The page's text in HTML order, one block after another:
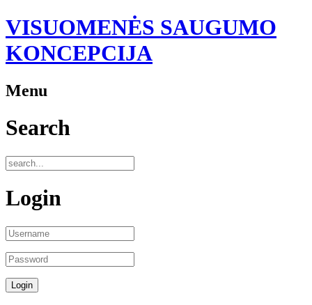
VISUOMENĖS SAUGUMO
KONCEPCIJA
Menu
Search
Login